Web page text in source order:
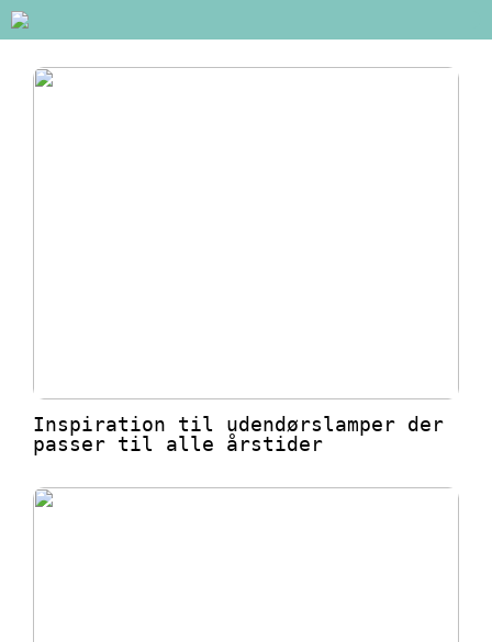
Inspiration til udendørslamper der
passer til alle årstider